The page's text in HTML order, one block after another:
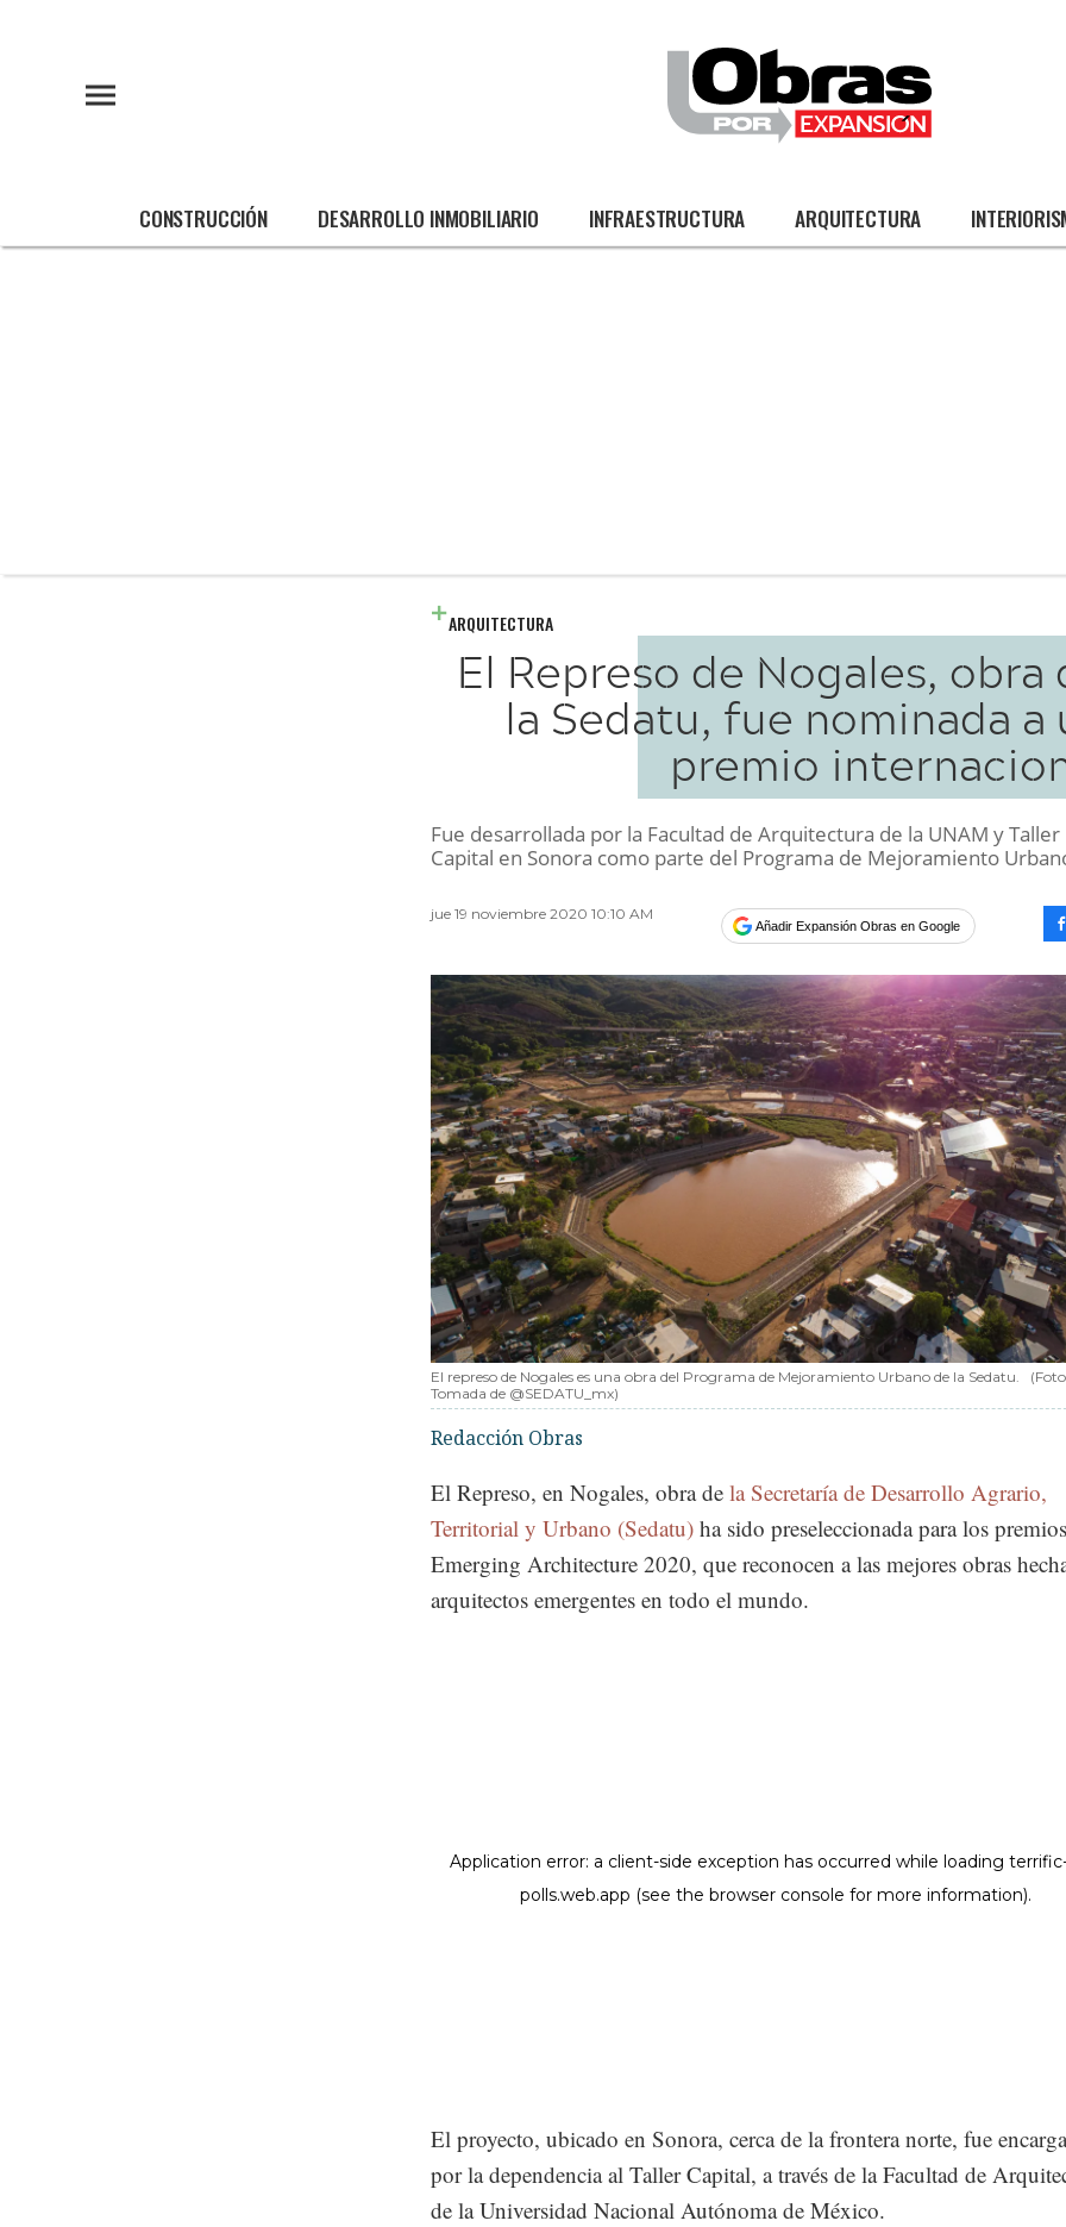
CONSTRUCCIÓN DESARROLLO INMOBILIARIO INFRAESTRUCTURA ARQUITECTURA
ARQUITECTURA
El Represo de Nogales, obra
la Sedatu, fue nominada a
premio
Fue desarrollada por la Facultad de Arquitectura de la UNAM y Taller
Capital en Sonora como parte del Programa de Mejoramiento
jue 19 noviembre 2020 10:10 AM
Añadir Expansión Obras en Google
El represo de Nogales es una obra del Programa de Mejoramiento Urbano de la Sedatu.
Tomada de @SEDATU_mx)
Redacción Obras
El Represo, en Nogales, obra de la Secretaría de Desarrollo Agrario,
Territorial y Urbano (Sedatu) ha sido preseleccionada para los
Emerging Architecture 2020, que reconocen a las mejores obras
arquitectos emergentes en todo el mundo.
El proyecto, ubicado en Sonora, cerca de la frontera norte, fue
por la dependencia al Taller Capital, a través de la Facultad de
de la Universidad Nacional Autónoma de México.